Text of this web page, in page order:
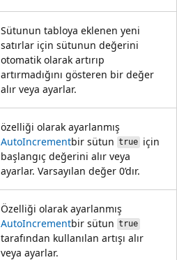
Sütunun tabloya eklenen yeni
satırlar için sütunun değerini
otomatik olarak artırıp
artırmadığını gösteren bir değer
alır veya ayarlar.
özelliği olarak ayarlanmış
AutoIncrementbir sütun trueiçin
başlangıç değerini alır veya
ayarlar. Varsayılan değer 0’dır.
Özelliği olarak ayarlanmış
AutoIncrementbir sütun true
tarafından kullanılan artışı alır
veya ayarlar.